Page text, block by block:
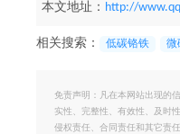
本文地址： http://
相关搜索： 低碳铬铁 微
免责声明：凡在本网站出现的
实性、完整性、有效性、及时
侵权责任、合同责任和其它责